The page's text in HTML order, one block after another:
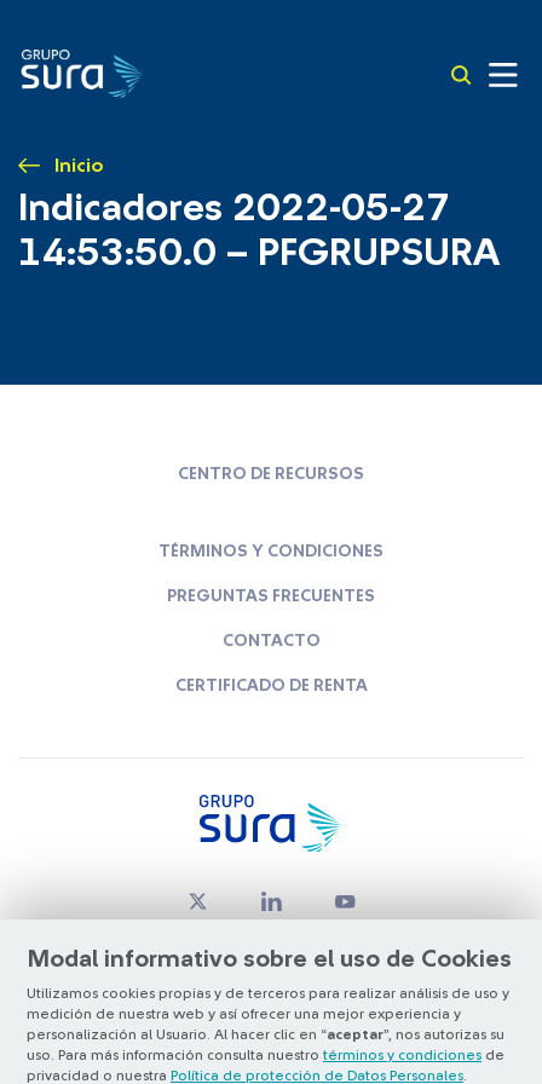
Inicio
Indicadores 2022-05-27
14:53:50.0 – PFGRUPSURA
Modal informativo sobre el uso de Cookies
Utilizamos cookies propias y de terceros para realizar análisis de uso y
medición de nuestra web y así ofrecer una mejor experiencia y
personalización al Usuario. Al hacer clic en “aceptar”, nos autorizas su
uso. Para más información consulta nuestro términos y condiciones de
privacidad o nuestra Política de protección de Datos Personales
CENTRO DE RECURSOS
TÉRMINOS Y CONDICIONES
PREGUNTAS FRECUENTES
CONTACTO
CERTIFICADO DE RENTA
© Copyright Grupo SURA 2026